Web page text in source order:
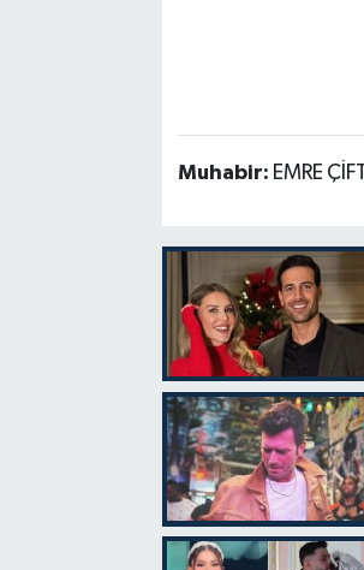
Muhabir: EMRE